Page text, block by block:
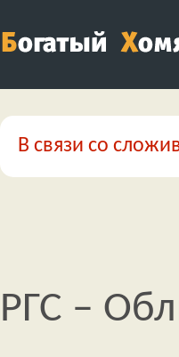
В связи со
РГС –